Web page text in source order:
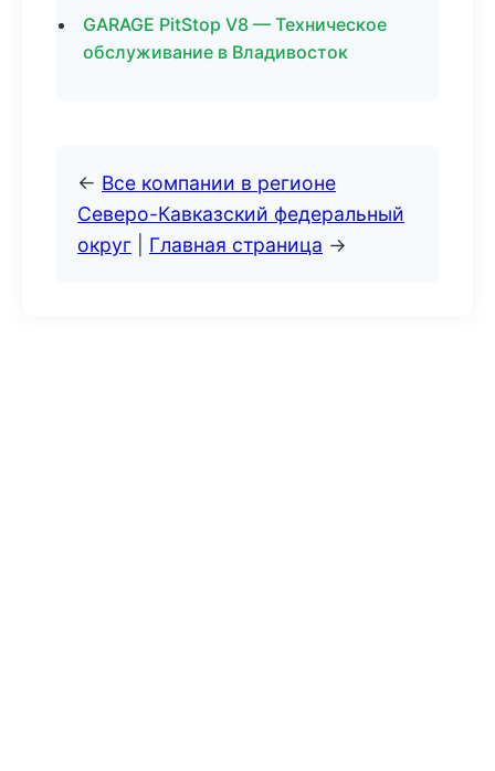
GARAGE PitStop V8 — Техническое
обслуживание в Владивосток
← Все компании в регионе
Северо-Кавказский федеральный
округ
Главная страница →